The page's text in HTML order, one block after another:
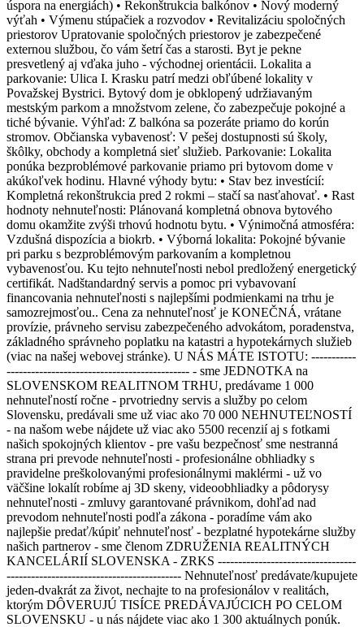
úspora na energiách) • Rekonštrukcia balkónov • Nový moderný
výťah • Výmenu stúpačiek a rozvodov • Revitalizáciu spoločných
priestorov Upratovanie spoločných priestorov je zabezpečené
externou službou, čo vám šetrí čas a starosti. Byt je pekne
presvetlený aj vďaka juho - východnej orientácii. Lokalita a
parkovanie: Ulica I. Krasku patrí medzi obľúbené lokality v
Považskej Bystrici. Bytový dom je obklopený udržiavaným
mestským parkom a množstvom zelene, čo zabezpečuje pokojné a
tiché bývanie. Výhľad: Z balkóna sa pozeráte priamo do korún
stromov. Občianska vybavenosť: V pešej dostupnosti sú školy,
škôlky, obchody a kompletná sieť služieb. Parkovanie: Lokalita
ponúka bezproblémové parkovanie priamo pri bytovom dome v
akúkoľvek hodinu. Hlavné výhody bytu: • Stav bez investícií:
Kompletná rekonštrukcia pred 2 rokmi – stačí sa nasťahovať. • Rast
hodnoty nehnuteľnosti: Plánovaná kompletná obnova bytového
domu okamžite zvýši trhovú hodnotu bytu. • Výnimočná atmosféra:
Vzdušná dispozícia a biokrb. • Výborná lokalita: Pokojné bývanie
pri parku s bezproblémovým parkovaním a kompletnou
vybavenosťou. Ku tejto nehnuteľnosti nebol predložený energetický
certifikát. Nadštandardný servis a pomoc pri vybavovaní
financovania nehnuteľnosti s najlepšími podmienkami na trhu je
samozrejmosťou.. Cena za nehnuteľnosť je KONEČNÁ, vrátane
provízie, právneho servisu zabezpečeného advokátom, poradenstva,
základného správneho poplatku na katastri a hypotekárnych služieb
(viac na našej webovej stránke). U NÁS MÁTE ISTOTU: -----------
--------------------------------------------- - sme JEDNOTKA na
SLOVENSKOM REALITNOM TRHU, predávame 1 000
nehnuteľností ročne - prvotriedny servis a služby po celom
Slovensku, predávali sme už viac ako 70 000 NEHNUTEĽNOSTÍ
- na našom webe nájdete už viac ako 5500 recenzií aj s fotkami
našich spokojných klientov - pre vašu bezpečnosť sme nestranná
strana pri prevode nehnuteľnosti - profesionálne obhliadky s
pravidelne preškolovanými profesionálnymi maklérmi - už vo
väčšine lokalít robíme aj 3D skeny, videoobhliadky a pôdorysy
nehnuteľnosti - zmluvy garantované právnikom, dohľad nad
prevodom nehnuteľnosti podľa zákona - poradíme vám ako
najlepšie predať/kúpiť nehnuteľnosť - bezplatné hypotekárne služby
našich partnerov - sme členom ZDRUŽENIA REALITNÝCH
KANCELÁRIÍ SLOVENSKA - ZRKS ----------------------------------
------------------------------------------- Nehnuteľnosť predávate/kupujete
jeden-dvakrát za život, nechajte to na profesionálov v realitách,
ktorým DÔVERUJÚ TISÍCE PREDÁVAJÚCICH PO CELOM
SLOVENSKU - u nás nájdete viac ako 1 300 aktuálnych ponúk.